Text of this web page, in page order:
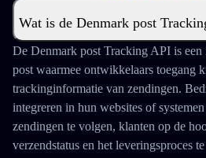
Wat is de Denmark post
De Denmark post Tracking API is
post waarmee ontwikkelaars toegang
trackinginformatie van zendingen.
integreren in hun websites of
zendingen te volgen, klanten op de
verzendstatus en het leveringsproces